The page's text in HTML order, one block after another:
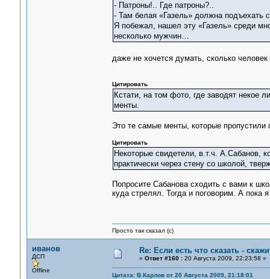
- Патроны!.. Где патроны?..
- Там белая «Газель» должна подъехать
Я побежал, нашел эту «Газель» среди
несколько мужчин…
даже не хочется думать, сколько
Цитировать
Кстати, на том фото, где заводят некое
менты.
Это те самые менты, которые пропустили
Цитировать
Некоторые свидетели, в.т.ч. А.Сабанов,
практически через стену со школой,
Попросите Сабанова сходить с вами к
куда стрелял. Тогда и поговорим. А пока
Просто так сказал (с)
иванов
ДСП
Offline
Re: Если есть что сказать -
« Ответ #160 :20 Августа 2009, 22:23:58 »
Цитата: В.Карлов от 20 Августа 2009, 21:18:01